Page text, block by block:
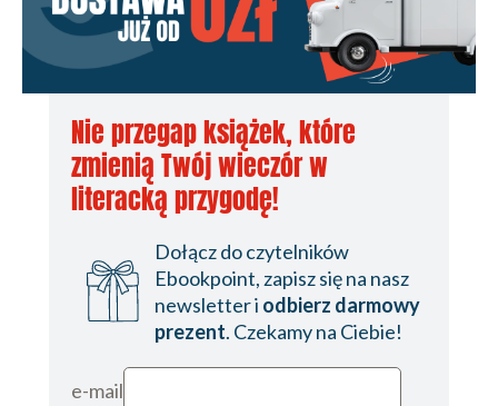
Nie przegap książek, które
zmienią Twój wieczór w
literacką przygodę!
Dołącz do czytelników
Ebookpoint, zapisz się na nasz
newsletter i odbierz darmowy
prezent. Czekamy na Ciebie!
e-mail